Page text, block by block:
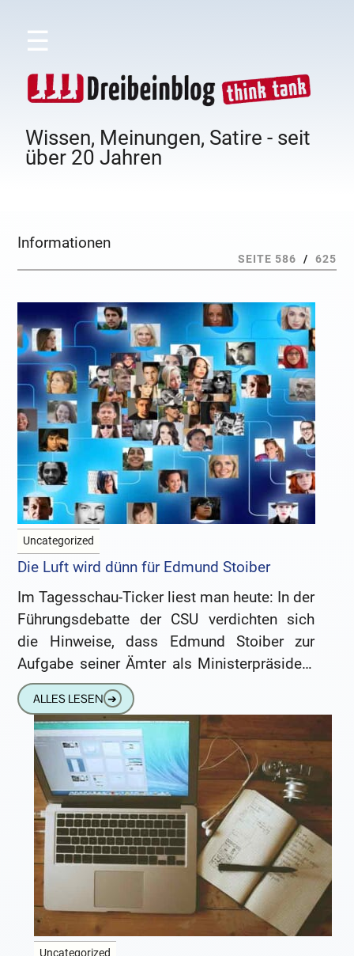
☰
Wissen, Meinungen, Satire - seit
über 20 Jahren
Informationen
SEITE 586 / 625
Uncategorized
Die Luft wird dünn für Edmund Stoiber
Im Tagesschau-Ticker liest man heute: In der
Führungsdebatte der CSU verdichten sich
die Hinweise, dass Edmund Stoiber zur
Aufgabe seiner Ämter als Ministerpräsident
und Parteivorsitzender gedrängt werden soll.
Aus dem
ALLES LESEN ➔
Uncategorized